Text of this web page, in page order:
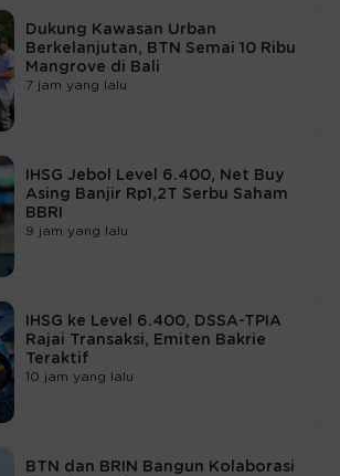
Dukung Kawasan Urban
Berkelanjutan, BTN Semai 10 Ribu
Mangrove di Bali
7 jam yang lalu
IHSG Jebol Level 6.400, Net Buy
Asing Banjir Rp1,2T Serbu Saham
BBRI
9 jam yang lalu
IHSG ke Level 6.400, DSSA-TPIA
Rajai Transaksi, Emiten Bakrie
Teraktif
10 jam yang lalu
BTN dan BRIN Bangun Kolaborasi